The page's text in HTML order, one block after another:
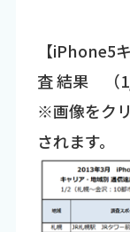
【iPhone5
査 結果 （
※画像をク
されます。